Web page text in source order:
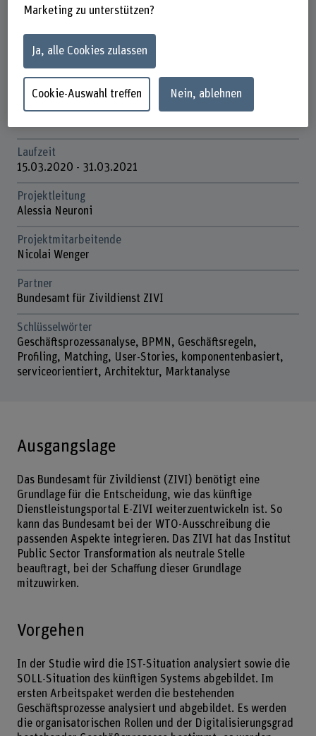
Institut Public Sector Transformation (IPST)
Forschungseinheit(en)
Data and Infrastructure
Förderorganisation
Laufzeit
15.03.2020 - 31.03.2021
Projektleitung
Alessia Neuroni
Projektmitarbeitende
Nicolai Wenger
Partner
Bundesamt für Zivildienst ZIVI
Schlüsselwörter
Geschäftsprozessanalyse, BPMN, Geschäftsregeln,
Profiling, Matching, User-Stories, komponentenbasiert,
serviceorientiert, Architektur, Marktanalyse
Ausgangslage
Das Bundesamt für Zivildienst (ZIVI) benötigt eine
Grundlage für die Entscheidung, wie das künftige
Dienstleistungsportal E-ZIVI weiterzuentwickeln ist. So
kann das Bundesamt bei der WTO-Ausschreibung die
passenden Aspekte integrieren. Das ZIVI hat das Institut
Public Sector Transformation als neutrale Stelle
beauftragt, bei der Schaffung dieser Grundlage
mitzuwirken.
Vorgehen
In der Studie wird die IST-Situation analysiert sowie die
SOLL-Situation des künftigen Systems abgebildet. Im
ersten Arbeitspaket werden die bestehenden
Geschäftsprozesse analysiert und abgebildet. Es werden
die organisatorischen Rollen und der Digitalisierungsgrad
Marketing zu unterstützen?
Ja, alle Cookies zulassen
Cookie-Auswahl treffen Nein, ablehnen